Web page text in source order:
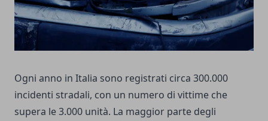
Ogni anno in Italia sono registrati circa 300.000
incidenti stradali, con un numero di vittime che
supera le 3.000 unità. La maggior parte degli